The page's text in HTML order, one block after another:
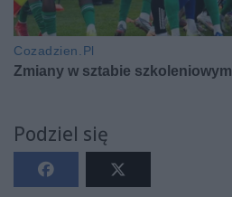
Podziel się